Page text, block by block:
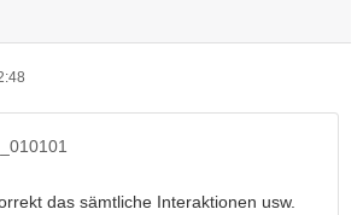
das sämtliche Interaktionen usw.